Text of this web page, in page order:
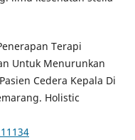
Terapi
Untuk Menurunkan
Cedera Kepala Di
Holistic